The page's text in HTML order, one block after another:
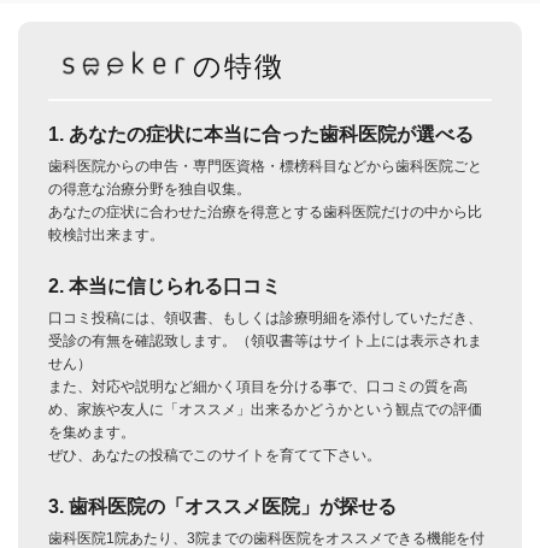
の特徴
1. あなたの症状に本当に合った歯科医院が選べる
歯科医院からの申告・専門医資格・標榜科目などから歯科医院ごと
の得意な治療分野を独自収集。
あなたの症状に合わせた治療を得意とする歯科医院だけの中から比
較検討出来ます。
2. 本当に信じられる口コミ
口コミ投稿には、領収書、もしくは診療明細を添付していただき、
受診の有無を確認致します。（領収書等はサイト上には表示されま
せん）
また、対応や説明など細かく項目を分ける事で、口コミの質を高
め、家族や友人に「オススメ」出来るかどうかという観点での評価
を集めます。
ぜひ、あなたの投稿でこのサイトを育てて下さい。
3. 歯科医院の「オススメ医院」が探せる
歯科医院1院あたり、3院までの歯科医院をオススメできる機能を付